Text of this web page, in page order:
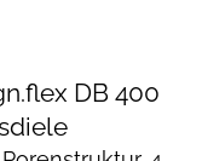
DB 400